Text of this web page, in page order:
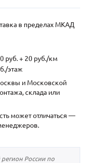
в пределах МКАД
руб. + 20 руб./км
этаж
и Московской
склада или
может отличаться —
России по